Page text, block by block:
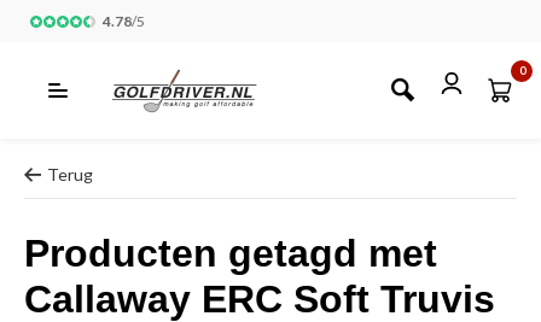
4.78/5
0
Terug
Producten getagd met
Callaway ERC Soft Truvis